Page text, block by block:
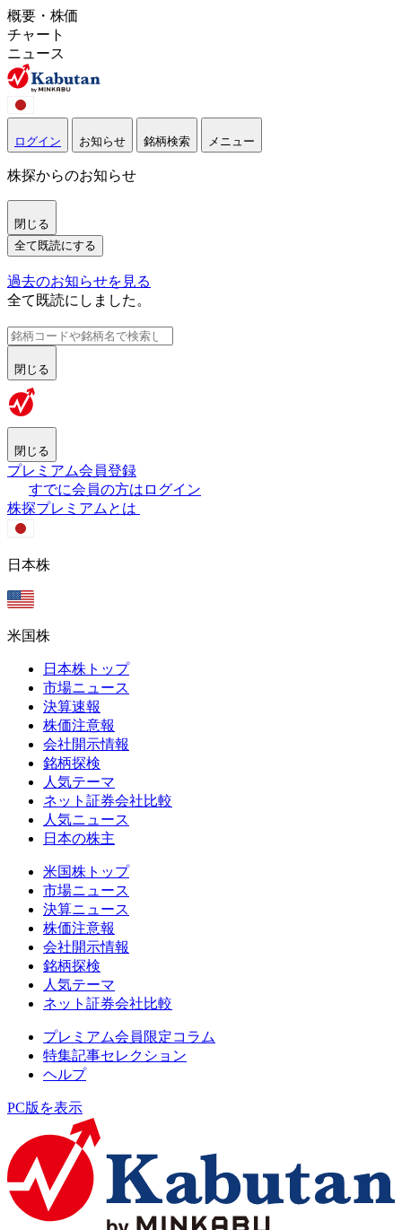
概要・株価
チャート
ニュース
ログイン お知らせ 銘柄検索 メニュー
株探からのお知らせ
閉じる
全て既読にする
過去のお知らせを見る
全て既読にしました。
閉じる
閉じる
プレミアム会員登録
すでに会員の方はログイン
株探プレミアムとは
日本株
米国株
日本株トップ
市場ニュース
決算速報
株価注意報
会社開示情報
銘柄探検
人気テーマ
ネット証券会社比較
人気ニュース
日本の株主
米国株トップ
市場ニュース
決算ニュース
株価注意報
会社開示情報
銘柄探検
人気テーマ
ネット証券会社比較
プレミアム会員限定コラム
特集記事セレクション
ヘルプ
PC版を表示